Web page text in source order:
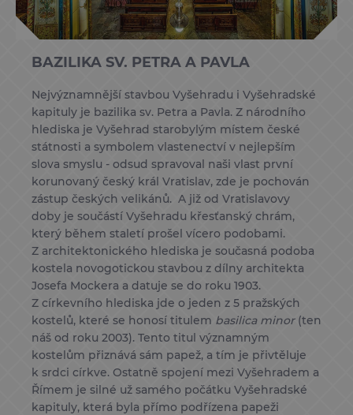
BAZILIKA SV. PETRA A PAVLA
Nejvýznamnější stavbou Vyšehradu i Vyšehradské
kapituly je bazilika sv. Petra a Pavla. Z národního
hlediska je Vyšehrad starobylým místem české
státnosti a symbolem vlastenectví v nejlepším
slova smyslu - odsud spravoval naši vlast první
korunovaný český král Vratislav, zde je pochován
zástup českých velikánů. A již od Vratislavovy
doby je součástí Vyšehradu křesťanský chrám,
který během staletí prošel vícero podobami.
Z architektonického hlediska je současná podoba
kostela novogotickou stavbou z dílny architekta
Josefa Mockera a datuje se do roku 1903.
Z církevního hlediska jde o jeden z 5 pražských
kostelů, které se honosí titulem basilica minor (ten
náš od roku 2003). Tento titul významným
kostelům přiznává sám papež, a tím je přivtěluje
k srdci církve. Ostatně spojení mezi Vyšehradem a
Římem je silné už samého počátku Vyšehradské
kapituly, která byla přímo podřízena papeži